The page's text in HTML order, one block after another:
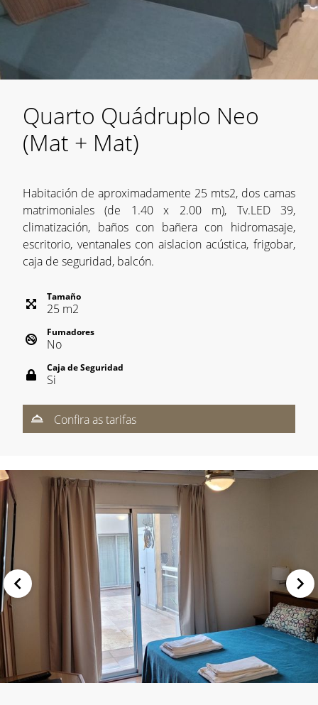
Quarto Quádruplo Neo
(Mat + Mat)
Habitación de aproximadamente 25 mts2, dos camas
matrimoniales (de 1.40 x 2.00 m), Tv.LED 39,
climatización, baños con bañera con hidromasaje,
escritorio, ventanales con aislacion acústica, frigobar,
caja de seguridad, balcón.
Tamaño
25 m2
Fumadores
No
Caja de Seguridad
Si
Confira as tarifas